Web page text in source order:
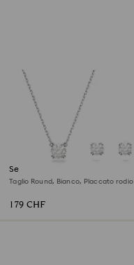
Set Stilla
Taglio Round, Bianco, Placcato rodio
179 CHF